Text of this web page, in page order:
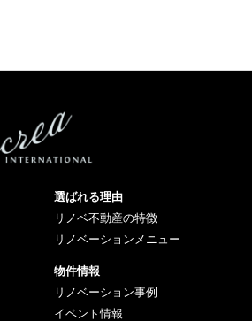
選ばれる理由
リノベ不動産の特徴
リノベーションメニュー
物件情報
リノベーション事例
イベント情報